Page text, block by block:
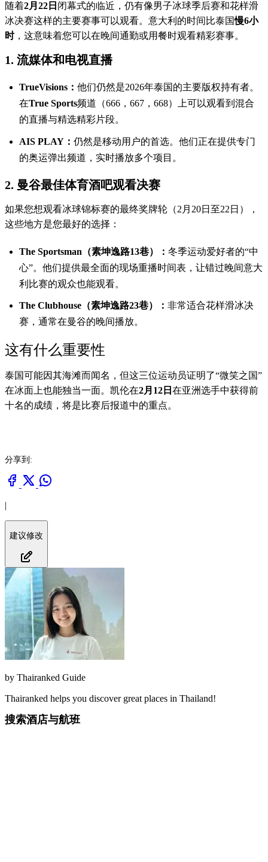
随着2月22日 闭幕式的临近，仍有像男子冰球季后赛和花样滑
冰决赛这样的主要赛事可以观看。意大利的时间比泰国慢6小
时，这意味着您可以在晚间通勤或用餐时观看精彩赛事。
1. 流媒体和电视直播
TrueVisions： 他们仍然是2026年泰国的主要版权持有者。
在True Sports频道（666，667，668）上可以观看到混合
的直播与精选精彩片段。
AIS PLAY： 仍然是移动用户的首选。他们正在提供专门
的奥运弹出频道，实时播放多个项目。
2. 曼谷最佳体育酒吧观看决赛
如果您想观看冰球锦标赛的最终奖牌轮（2月20日至22日），
这些地方是您最好的选择：
The Sportsman（素坤逸路13巷）： 冬季运动爱好者的“中
心”。他们提供最全面的现场重播时间表，让错过晚间意大
利比赛的观众也能观看。
The Clubhouse（素坤逸路23巷）： 非常适合花样滑冰决
赛，通常在曼谷的晚间播放。
这有什么重要性
泰国可能因其海滩而闻名，但这三位运动员证明了“微笑之国”
在冰面上也能独当一面。凯伦在2月12日 在亚洲选手中获得前
十名的成绩，将是比赛后报道中的重点。
分享到:
|
建议修改
by Thairanked Guide
Thairanked helps you discover great places in Thailand!
搜索酒店与航班